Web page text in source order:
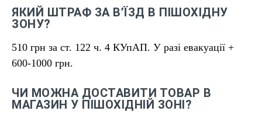
ЯКИЙ ШТРАФ ЗА В’ЇЗД В ПІШОХІДНУ
ЗОНУ?
510 грн за ст. 122 ч. 4 КУпАП. У разі евакуації +
600-1000 грн.
ЧИ МОЖНА ДОСТАВИТИ ТОВАР В
МАГАЗИН У ПІШОХІДНІЙ ЗОНІ?